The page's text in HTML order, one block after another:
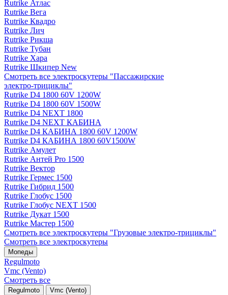
Rutrike Атлас
Rutrike Вега
Rutrike Квадро
Rutrike Лич
Rutrike Рикша
Rutrike Тубан
Rutrike Хара
Rutrike Шкипер New
Смотреть все электро­скутеры "Пассажирские
электро‑трициклы"
Rutrike D4 1800 60V 1200W
Rutrike D4 1800 60V 1500W
Rutrike D4 NEXT 1800
Rutrike D4 NEXT КАБИНА
Rutrike D4 КАБИНА 1800 60V 1200W
Rutrike D4 КАБИНА 1800 60V1500W
Rutrike Амулет
Rutrike Антей Pro 1500
Rutrike Вектор
Rutrike Гермес 1500
Rutrike Гибрид 1500
Rutrike Глобус 1500
Rutrike Глобус NEXT 1500
Rutrike Дукат 1500
Rutrike Мастер 1500
Смотреть все электро­скутеры "Грузовые электро‑трициклы"
Смотреть все электро­скутеры
Мопеды
Regulmoto
Vmc (Vento)
Смотреть все
Regulmoto Vmc (Vento)